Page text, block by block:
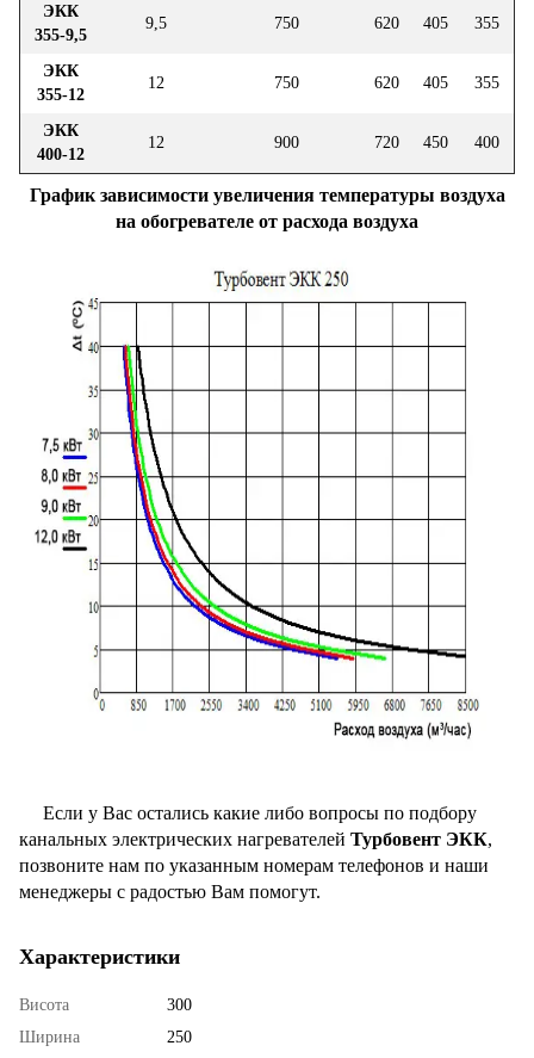
ЭКК
355-9,5
9,5 750 620 405 355
ЭКК
355-12
12 750 620 405 355
ЭКК
400-12
12 900 720 450 400
График зависимости увеличения температуры воздуха
на обогревателе от расхода воздуха
Если у Вас остались какие либо вопросы по подбору
канальных электрических нагревателей Турбовент ЭКК,
позвоните нам по указанным номерам телефонов и наши
менеджеры с радостью Вам помогут.
Характеристики
Висота
300
Ширина
250